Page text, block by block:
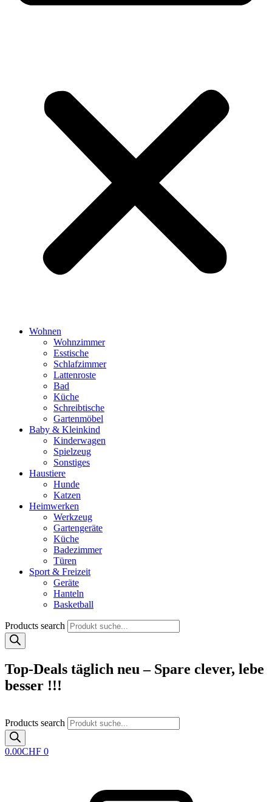
Wohnen
Wohnzimmer
Esstische
Schlafzimmer
Lattenroste
Bad
Küche
Schreibtische
Gartenmöbel
Baby & Kleinkind
Kinderwagen
Spielzeug
Sonstiges
Haustiere
Hunde
Katzen
Heimwerken
Werkzeug
Gartengeräte
Küche
Badezimmer
Türen
Sport & Freizeit
Geräte
Hanteln
Basketball
Products search
Top-Deals täglich neu – Spare clever, lebe
besser !!!
Products search
0.00CHF 0